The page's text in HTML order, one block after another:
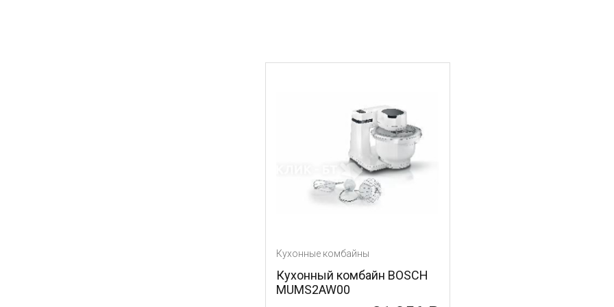
Кухонные комбайны
Кухонный комбайн BOSCH
MUMS2AW00